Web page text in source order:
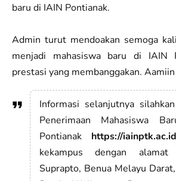
baru di IAIN Pontianak.
Admin turut mendoakan semoga
menjadi mahasiswa baru di IAIN
prestasi yang membanggakan. Aamiin
Informasi selanjutnya
Penerimaan Mahasiswa
Pontianak https://
kekampus dengan
Suprapto, Benua Melayu